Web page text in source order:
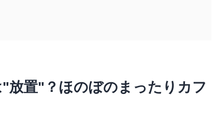
放置"？ほのぼのまったりカフ